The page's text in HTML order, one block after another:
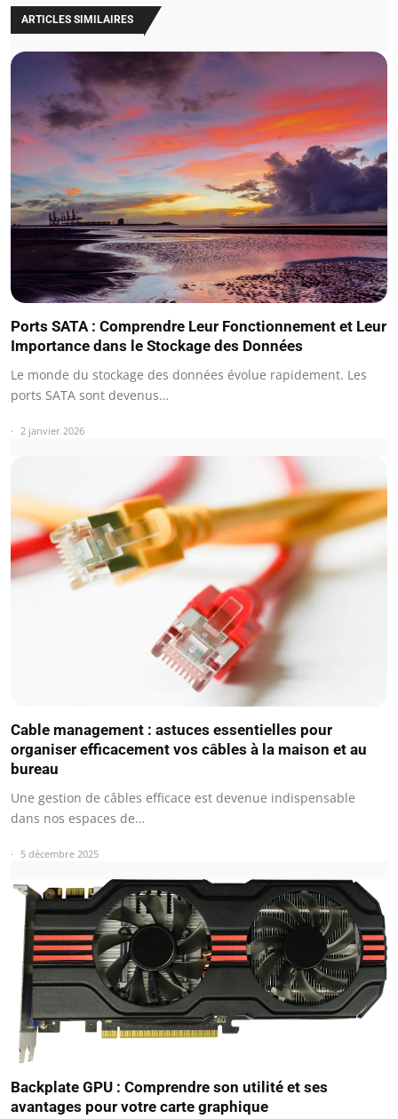
ARTICLES SIMILAIRES
Ports SATA : Comprendre Leur Fonctionnement et Leur
Importance dans le Stockage des Données
Le monde du stockage des données évolue rapidement. Les
ports SATA sont devenus…
2 janvier 2026
Cable management : astuces essentielles pour
organiser efficacement vos câbles à la maison et au
bureau
Une gestion de câbles efficace est devenue indispensable
dans nos espaces de…
5 décembre 2025
Backplate GPU : Comprendre son utilité et ses
avantages pour votre carte graphique